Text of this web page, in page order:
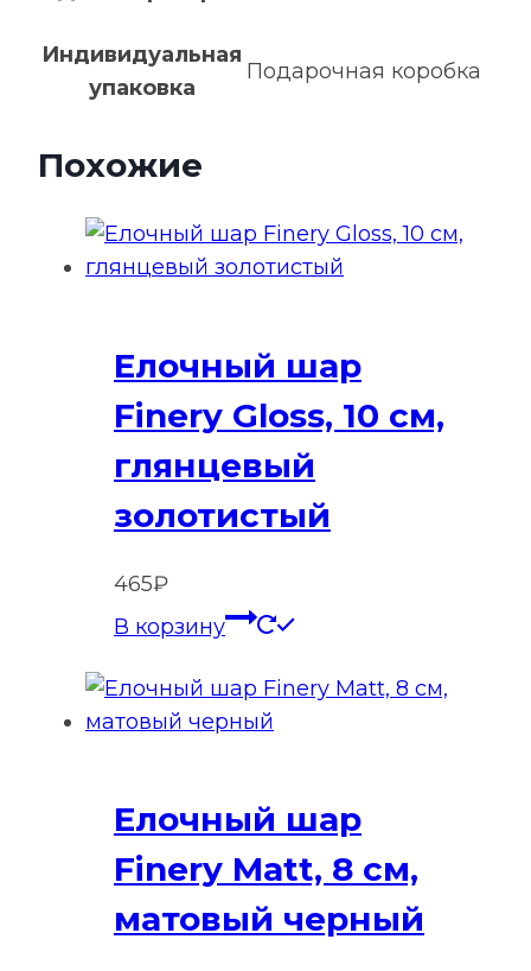
Индивидуальная
упаковка
Подарочная коробка
Похожие
Елочный шар
Finery Gloss, 10 см,
глянцевый
золотистый
465₽
В корзину
Елочный шар
Finery Matt, 8 см,
матовый черный